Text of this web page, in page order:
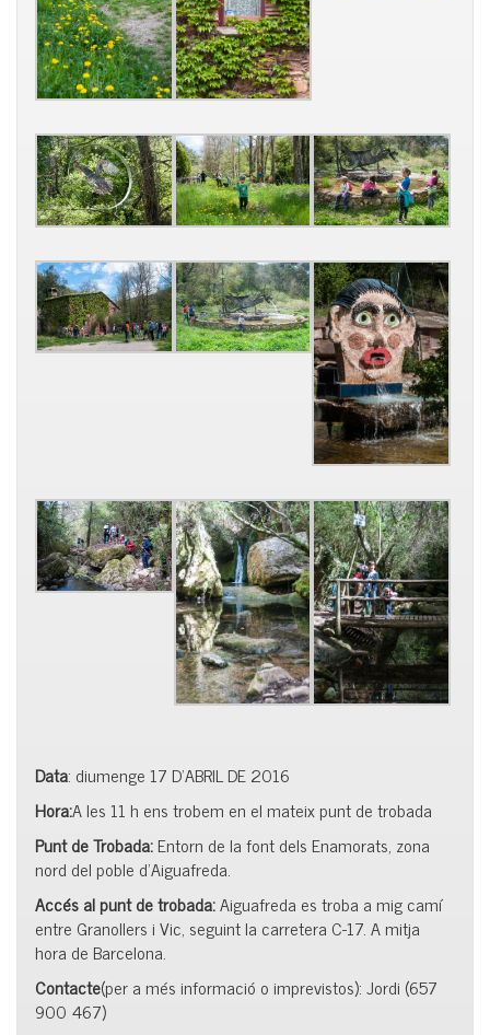
Data: diumenge 17 D’ABRIL DE 2016
Hora:A les 11 h ens trobem en el mateix punt de trobada
Punt de Trobada:Entorn de la font dels Enamorats, zona
nord del poble d’Aiguafreda.
Accés al punt de trobada:Aiguafreda es troba a mig camí
entre Granollers i Vic, seguint la carretera C-17. A mitja
hora de Barcelona.
Contacte(per a més informació o imprevistos): Jordi (657
900 467)